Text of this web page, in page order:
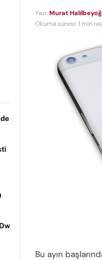
Yazı: Murat
Okuma süresi: 1 min
Bu ayın